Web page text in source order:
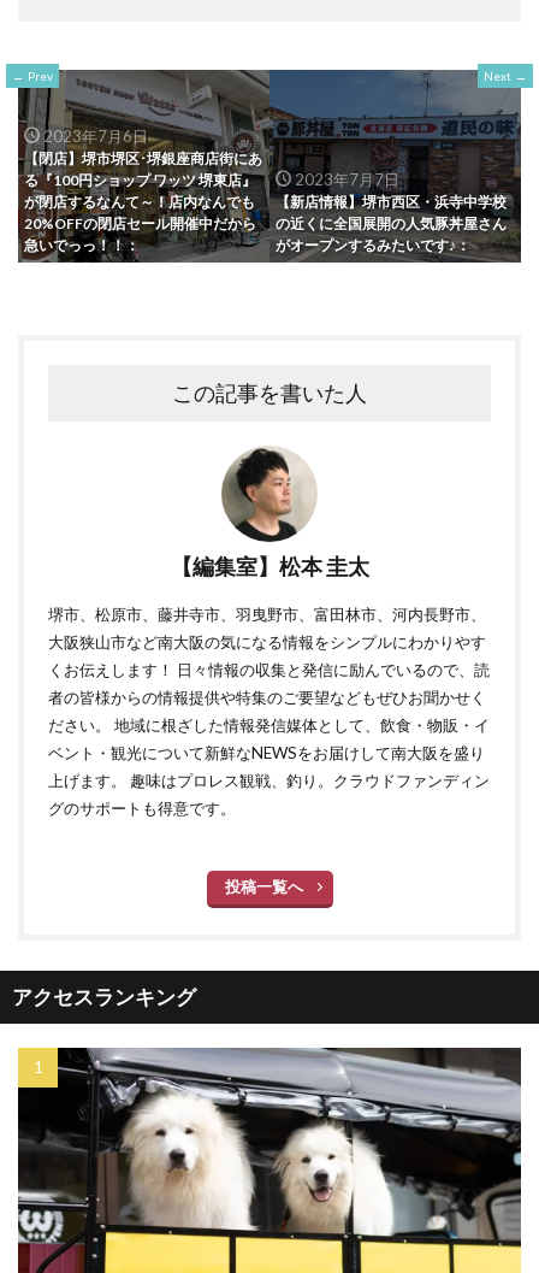
Prev
2023年7月6日
【閉店】堺市堺区･堺銀座商店街にあ
る『100円ショップ ワッツ 堺東店』
が閉店するなんて～！店内なんでも
20%OFFの閉店セール開催中だから
急いでっっ！！：
Next
2023年7月7日
【新店情報】堺市西区・浜寺中学校
の近くに全国展開の人気豚丼屋さん
がオープンするみたいです♪：
この記事を書いた人
【編集室】松本 圭太
堺市、松原市、藤井寺市、羽曳野市、富田林市、河内長野市、
大阪狭山市など南大阪の気になる情報をシンプルにわかりやす
くお伝えします！ 日々情報の収集と発信に励んでいるので、読
者の皆様からの情報提供や特集のご要望などもぜひお聞かせく
ださい。 地域に根ざした情報発信媒体として、飲食・物販・イ
ベント・観光について新鮮なNEWSをお届けして南大阪を盛り
上げます。 趣味はプロレス観戦、釣り。クラウドファンディン
グのサポートも得意です。
投稿一覧へ
アクセスランキング